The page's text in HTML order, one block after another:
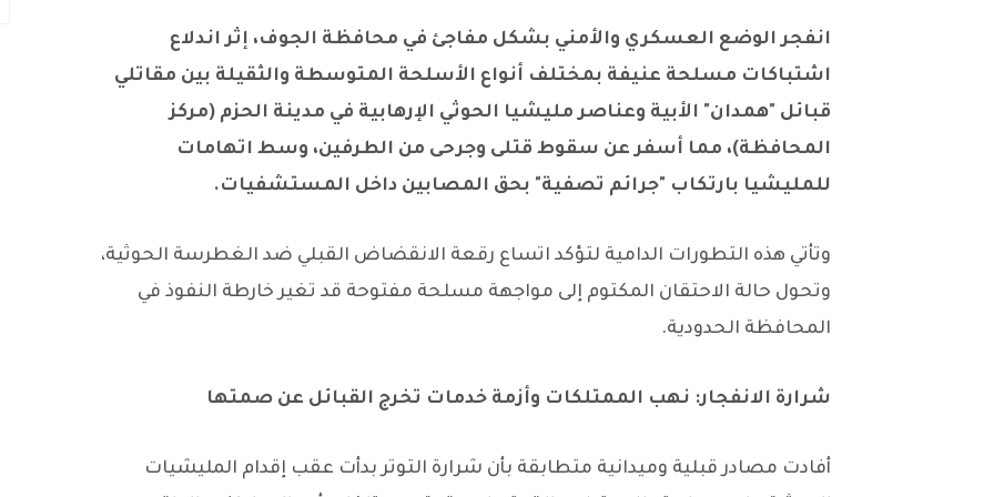
انفجر الوضع العسكري والأمني بشكل مفاجئ في محافظة الجوف، إثر اندلاع
اشتباكات مسلحة عنيفة بمختلف أنواع الأسلحة المتوسطة والثقيلة بين مقاتلي
قبائل "همدان" الأبية وعناصر مليشيا الحوثي الإرهابية في مدينة الحزم (مركز
المحافظة)، مما أسفر عن سقوط قتلى وجرحى من الطرفين، وسط اتهامات
للمليشيا بارتكاب "جرائم تصفية" بحق المصابين داخل المستشفيات.
وتأتي هذه التطورات الدامية لتؤكد اتساع رقعة الانقضاض القبلي ضد الغطرسة الحوثية،
وتحول حالة الاحتقان المكتوم إلى مواجهة مسلحة مفتوحة قد تغير خارطة النفوذ في
المحافظة الحدودية.
شرارة الانفجار: نهب الممتلكات وأزمة خدمات تخرج القبائل عن صمتها
أفادت مصادر قبلية وميدانية متطابقة بأن شرارة التوتر بدأت عقب إقدام المليشيات